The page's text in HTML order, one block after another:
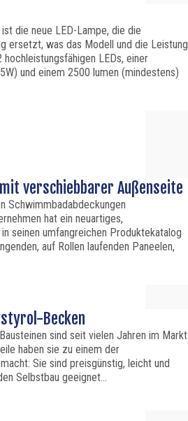
die neue LED-Lampe, die die
ersetzt, was das Modell und die Leistung
LEDs, einer
und einem 2500 lumen (mindestens)
verschiebbarer Außenseite
Schwimmbadabdeckungen
hat ein neuartiges,
seinen umfangreichen Produktekatalog
auf Rollen laufenden Paneelen,
Becken
sind seit vielen Jahren im Markt
haben sie zu einem der
Sie sind preisgünstig, leicht und
Selbstbau geeignet...